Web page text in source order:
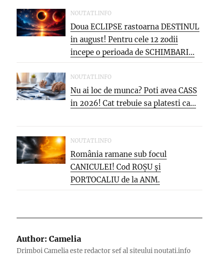
NOUTATI.INFO
Doua ECLIPSE rastoarna DESTINUL
in august! Pentru cele 12 zodii
incepe o perioada de SCHIMBARI...
NOUTATI.INFO
Nu ai loc de munca? Poti avea CASS
in 2026! Cat trebuie sa platesti ca...
NOUTATI.INFO
România ramane sub focul
CANICULEI! Cod ROȘU și
PORTOCALIU de la ANM.
Meteorologii avertizează: vin...
Author: Camelia
Drimboi Camelia este redactor sef al siteului noutati.info